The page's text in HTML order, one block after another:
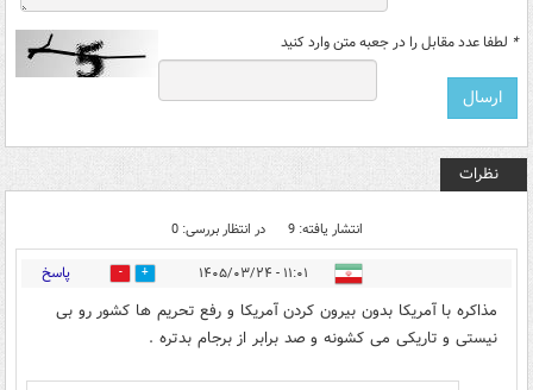
* لطفا عدد مقابل را در جعبه متن وارد کنید
نظرات
انتشار یافته: 9 در انتظار بررسی: 0
۱۱:۰۱ - ۱۴۰۵/۰۳/۲۴ 9 پاسخ
مذاکره با آمریکا بدون بیرون کردن آمریکا و رفع تحریم ها کشور رو بی
نیستی و تاریکی می کشونه و صد برابر از برجام بدتره .